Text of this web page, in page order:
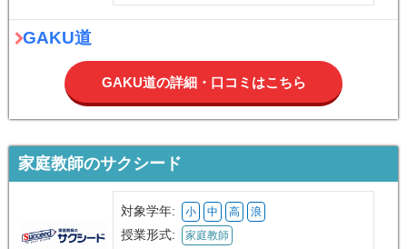
GAKU道
GAKU道の詳細・口コミはこちら
家庭教師のサクシード
対象学年: 小 中 高 浪
授業形式: 家庭教師